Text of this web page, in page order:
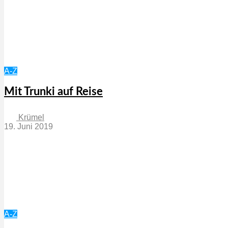
A-Z
Mit Trunki auf Reise
Krümel
19. Juni 2019
A-Z